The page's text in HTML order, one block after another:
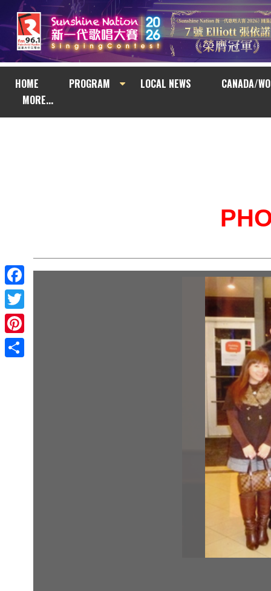
HOME PROGRAM LOCAL NEWS
CANADA/
MORE...
Facebook
Twitter
Pinterest